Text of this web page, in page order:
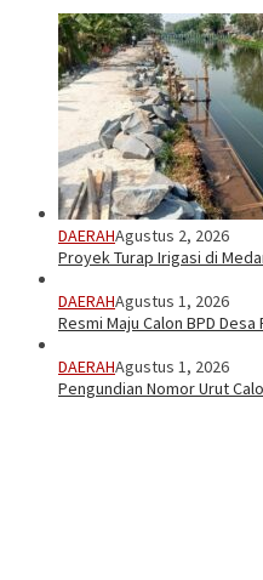
DAERAHAgustus 2, 2026
Proyek Turap Irigasi di
DAERAHAgustus 1, 2026
Resmi Maju Calon BPD
DAERAHAgustus 1, 2026
Pengundian Nomor Urut